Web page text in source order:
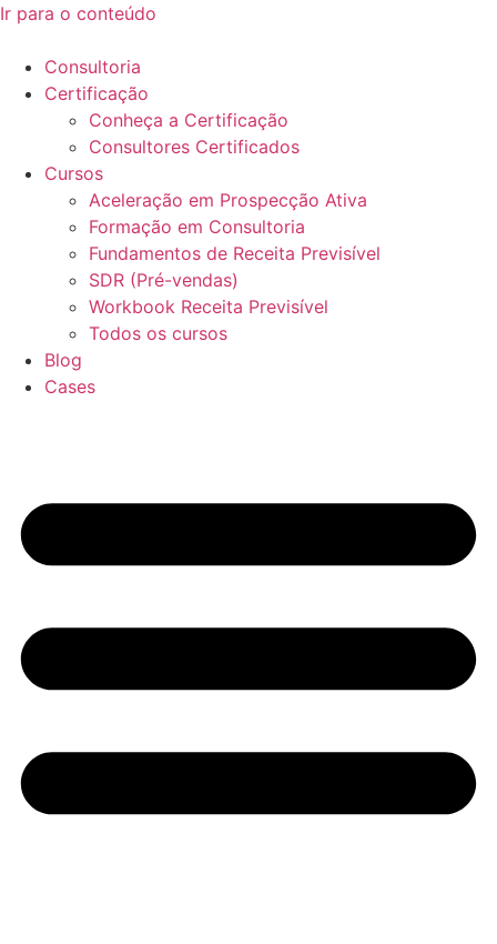
Ir para o conteúdo
Consultoria
Certificação
Conheça a Certificação
Consultores Certificados
Cursos
Aceleração em Prospecção Ativa
Formação em Consultoria
Fundamentos de Receita Previsível
SDR (Pré-vendas)
Workbook Receita Previsível
Todos os cursos
Blog
Cases